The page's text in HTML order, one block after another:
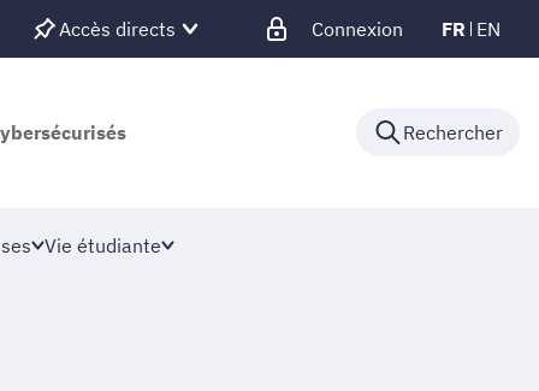
Accès directs Connexion FR EN
Rechercher
Vie étudiante